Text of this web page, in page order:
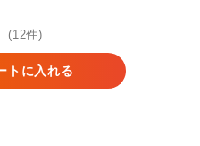
(12件)
トに入れる